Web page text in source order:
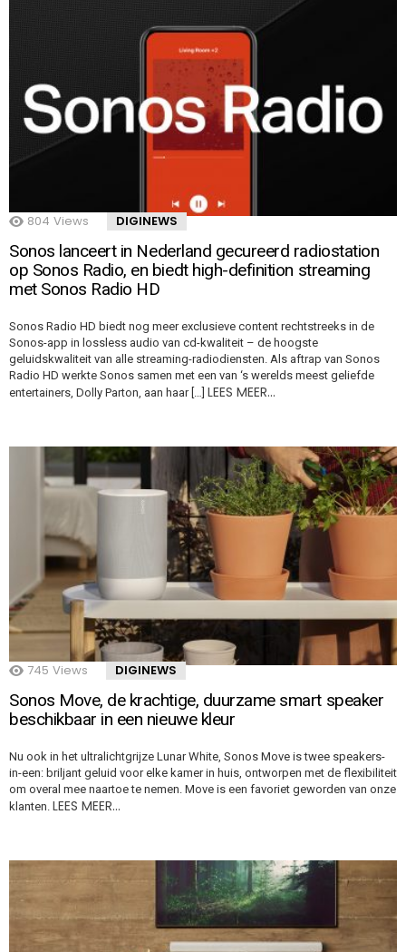
804 Views DIGINEWS
Sonos lanceert in Nederland gecureerd radiostation
op Sonos Radio, en biedt high-definition streaming
met Sonos Radio HD
Sonos Radio HD biedt nog meer exclusieve content rechtstreeks in de
Sonos-app in lossless audio van cd-kwaliteit – de hoogste
geluidskwaliteit van alle streaming-radiodiensten. Als aftrap van Sonos
Radio HD werkte Sonos samen met een van ‘s werelds meest geliefde
entertainers, Dolly Parton, aan haar […] LEES MEER…
745 Views DIGINEWS
Sonos Move, de krachtige, duurzame smart speaker
beschikbaar in een nieuwe kleur
Nu ook in het ultralichtgrijze Lunar White, Sonos Move is twee speakers-
in-een: briljant geluid voor elke kamer in huis, ontworpen met de flexibiliteit
om overal mee naartoe te nemen. Move is een favoriet geworden van onze
klanten. LEES MEER…